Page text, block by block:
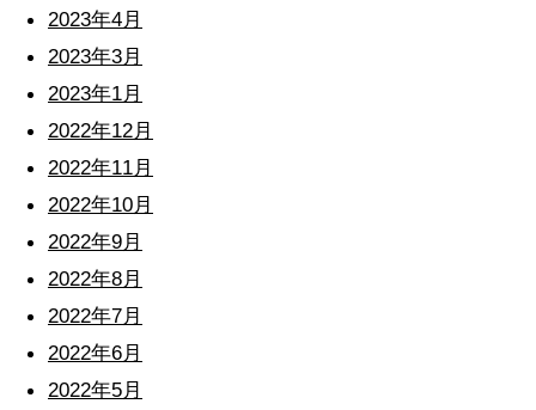
2023年4月
2023年3月
2023年1月
2022年12月
2022年11月
2022年10月
2022年9月
2022年8月
2022年7月
2022年6月
2022年5月